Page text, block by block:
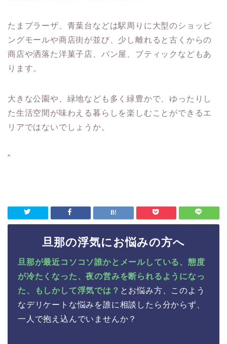
たまプラーザ、青葉台などは駅周りに大型のショッピ
ングモールや商店街が並び、少し離れると古くからの
商店や洒落た洋菓子店、パン屋、ブティックなどもあ
ります。
大きな公園や、緑地なども多く緑豊かで、ゆったりし
た生活空間が味わえる暮らしを楽しむことができるエ
リアではないでしょうか。
“
旦那の浮気にお悩みの方へ
旦那が最近コソコソ誰かとメールしている、態度
が冷たくなった、夜の営みを断られるようになっ
た、もしかして浮気では？ とお悩み方、このよう
なデリケートな悩みを誰に相談したら分からず、
一人で抱え込んでいませんか？